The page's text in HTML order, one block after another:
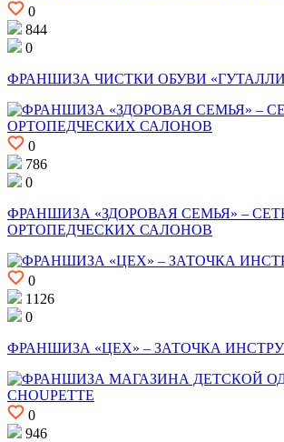
0
844
0
ФРАНШИЗА ЧИСТКИ ОБУВИ
0
786
0
ФРАНШИЗА «ЗДОРОВАЯ СЕМЬЯ» –
ОРТОПЕДЧЕСКИХ САЛОНОВ
0
1126
0
ФРАНШИЗА «ЦЕХ» – ЗАТОЧКА
0
946